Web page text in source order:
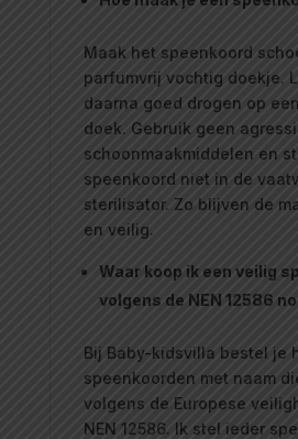
Maak het speenkoord
parfumvrij vochtig doekje.
daarna goed drogen op
doek. Gebruik geen
schoonmaakmiddelen en
speenkoord niet in de
sterilisator. Zo blijven de
en veilig.
Waar koop ik een veilig
volgens de NEN 12586
Bij Baby-kidsvilla bestel je
speenkoorden met naam
volgens de Europese
NEN 12586. Ik stel ieder